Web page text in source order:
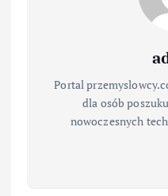
Portal
dla osób
nowoczesnych